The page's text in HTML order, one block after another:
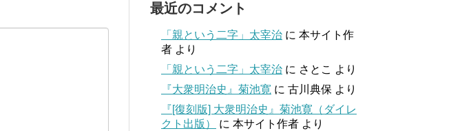
最近のコメント
「親という二字」太宰治 に 本サイト作
者 より
「親という二字」太宰治 に さとこ より
『大衆明治史』菊池寛 に 古川典保 より
『[復刻版] 大衆明治史』菊池寛（ダイレ
クト出版）
に 本サイト作者 より